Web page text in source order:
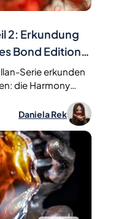
2: Erkundung
Bond Edition
Serie erkunden
die Harmony
60th
feiert; und A
in einer Flasche
Daniela Rek